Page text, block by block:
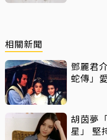
相關新聞
鄧麗君
蛇傳」
胡茵夢
星」 堅